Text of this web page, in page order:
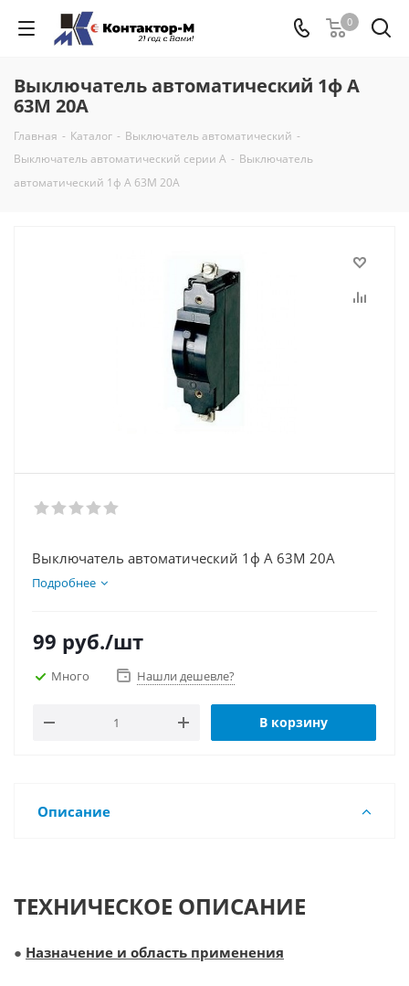
0
Выключатель автоматический 1ф А
63М 20А
Главная - Каталог - Выключатель автоматический -
Выключатель автоматический серии А - Выключатель
автоматический 1ф А 63М 20А
Выключатель автоматический 1ф А 63М 20А
Подробнее
99 руб./шт
Много Нашли дешевле?
В корзину
Описание
ТЕХНИЧЕСКОЕ ОПИСАНИЕ
● Назначение и область применения